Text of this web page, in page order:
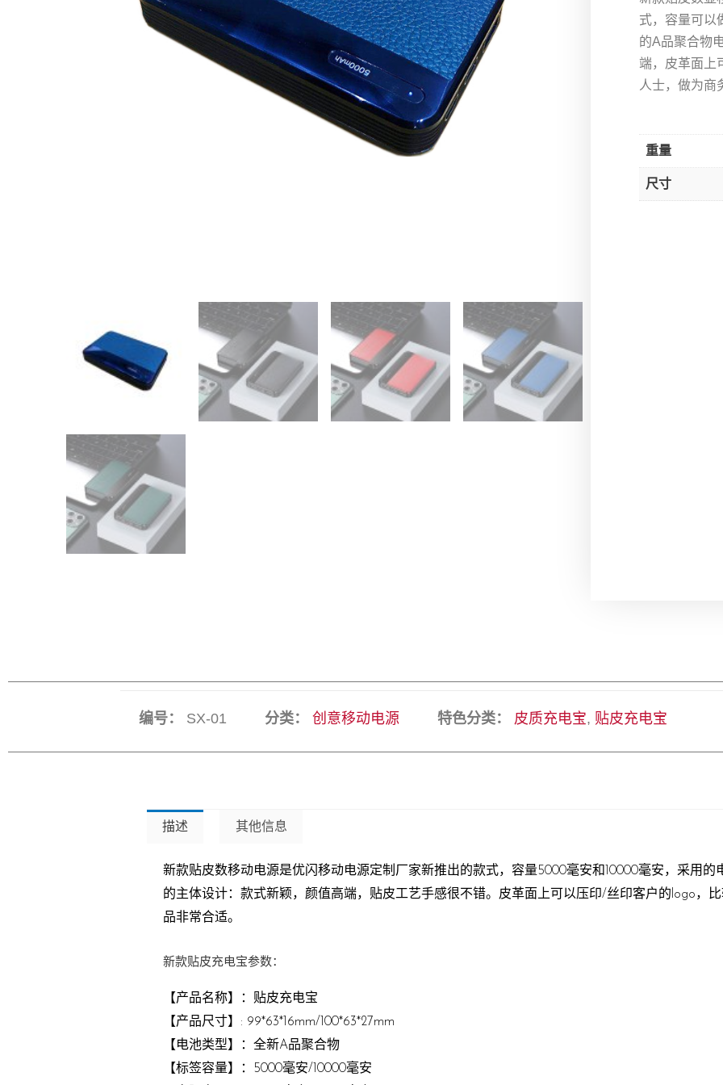
式，容量可以
的A品聚合物
端，皮革面上
人士，做为商
重量
尺寸
编号： SX-01 分类： 创意移动电源 特色分类： 皮质充电宝, 贴皮充电宝
描述 其他信息
新款贴皮数移动电源是优闪移动电源定制厂家新推出的款式，容量5000毫安和10000毫安，采用
的主体设计：款式新颖，颜值高端，贴皮工艺手感很不错。皮革面上可以压印/丝印客户的logo，
品非常合适。
新款贴皮充电宝参数：
【产品名称】：贴皮充电宝
【产品尺寸】: 99*63*16mm/100*63*27mm
【电池类型】：全新A品聚合物
【标签容量】：5000毫安/10000毫安